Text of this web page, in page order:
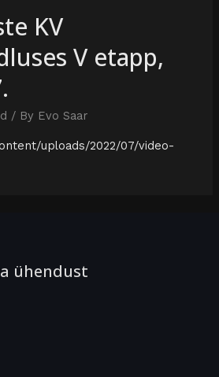
KV
V etapp,
/ By Evo Saar
uploads/2022/07/video-
ühendust